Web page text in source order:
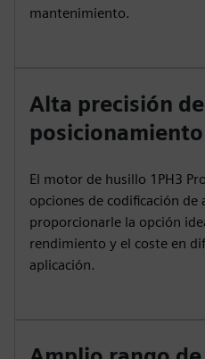
mantenimiento.
Alta precisión de
posicionamiento
El motor de husillo 1PH3
opciones de codificación de
proporcionarle la opción
rendimiento y el coste en
aplicación.